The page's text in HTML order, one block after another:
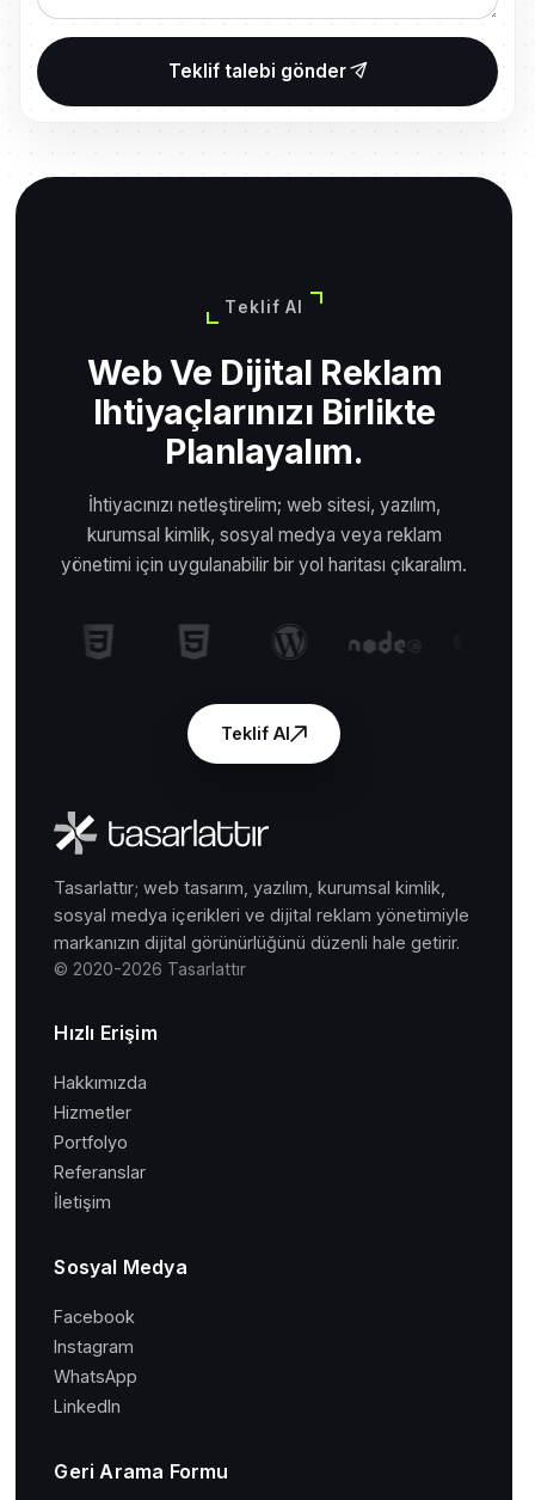
Teklif talebi gönder
Teklif Al
Web Ve Dijital Reklam
Ihtiyaçlarınızı Birlikte
Planlayalım.
İhtiyacınızı netleştirelim; web sitesi, yazılım,
kurumsal kimlik, sosyal medya veya reklam
yönetimi için uygulanabilir bir yol haritası çıkaralım.
Teklif Al
Tasarlattır; web tasarım, yazılım, kurumsal kimlik,
sosyal medya içerikleri ve dijital reklam yönetimiyle
markanızın dijital görünürlüğünü düzenli hale getirir.
© 2020-2026 Tasarlattır
Hızlı Erişim
Hakkımızda
Hizmetler
Portfolyo
Referanslar
İletişim
Sosyal Medya
Facebook
Instagram
WhatsApp
LinkedIn
Geri Arama Formu